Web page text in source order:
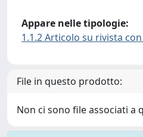
Appare nelle tipologie:
1.1.2 Articolo su rivista con
File in questo prodotto:
Non ci sono file associati a